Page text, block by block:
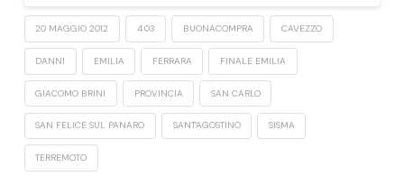
20 MAGGIO 2012 4.03 BUONACOMPRA CAVEZZO
DANNI EMILIA FERRARA FINALE EMILIA
GIACOMO BRINI PROVINCIA SAN CARLO
SAN FELICE SUL PANARO SANT'AGOSTINO SISMA
TERREMOTO